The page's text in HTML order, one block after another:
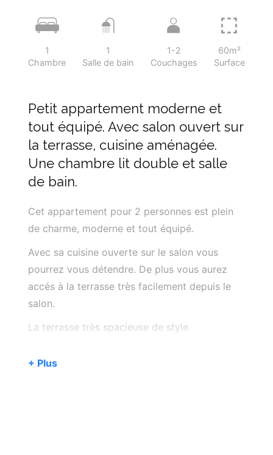
1
Chambre
1
Salle de bain
1-2
Couchages
60m²
Surface
Petit appartement moderne et
tout équipé. Avec salon ouvert sur
la terrasse, cuisine aménagée.
Une chambre lit double et salle
de bain.
Cet appartement pour 2 personnes est plein
de charme, moderne et tout équipé.
Avec sa cuisine ouverte sur le salon vous
pourrez vous détendre. De plus vous aurez
accés à la terrasse très facilement depuis le
salon.
La terrasse très spacieuse de style
véritable point fort. Située en hauteur et
+ Plus